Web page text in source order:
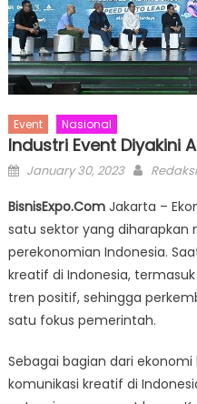
Event Nasional
Industri Event Diyakini
Posted
January 30, 2023 Author
Redaksi
BisnisExpo.ComJakarta –
satu sektor yang diharapkan
perekonomian Indonesia.
kreatif di Indonesia,
tren positif, sehingga
satu fokus pemerintah.
Sebagai bagian dari
komunikasi kreatif di